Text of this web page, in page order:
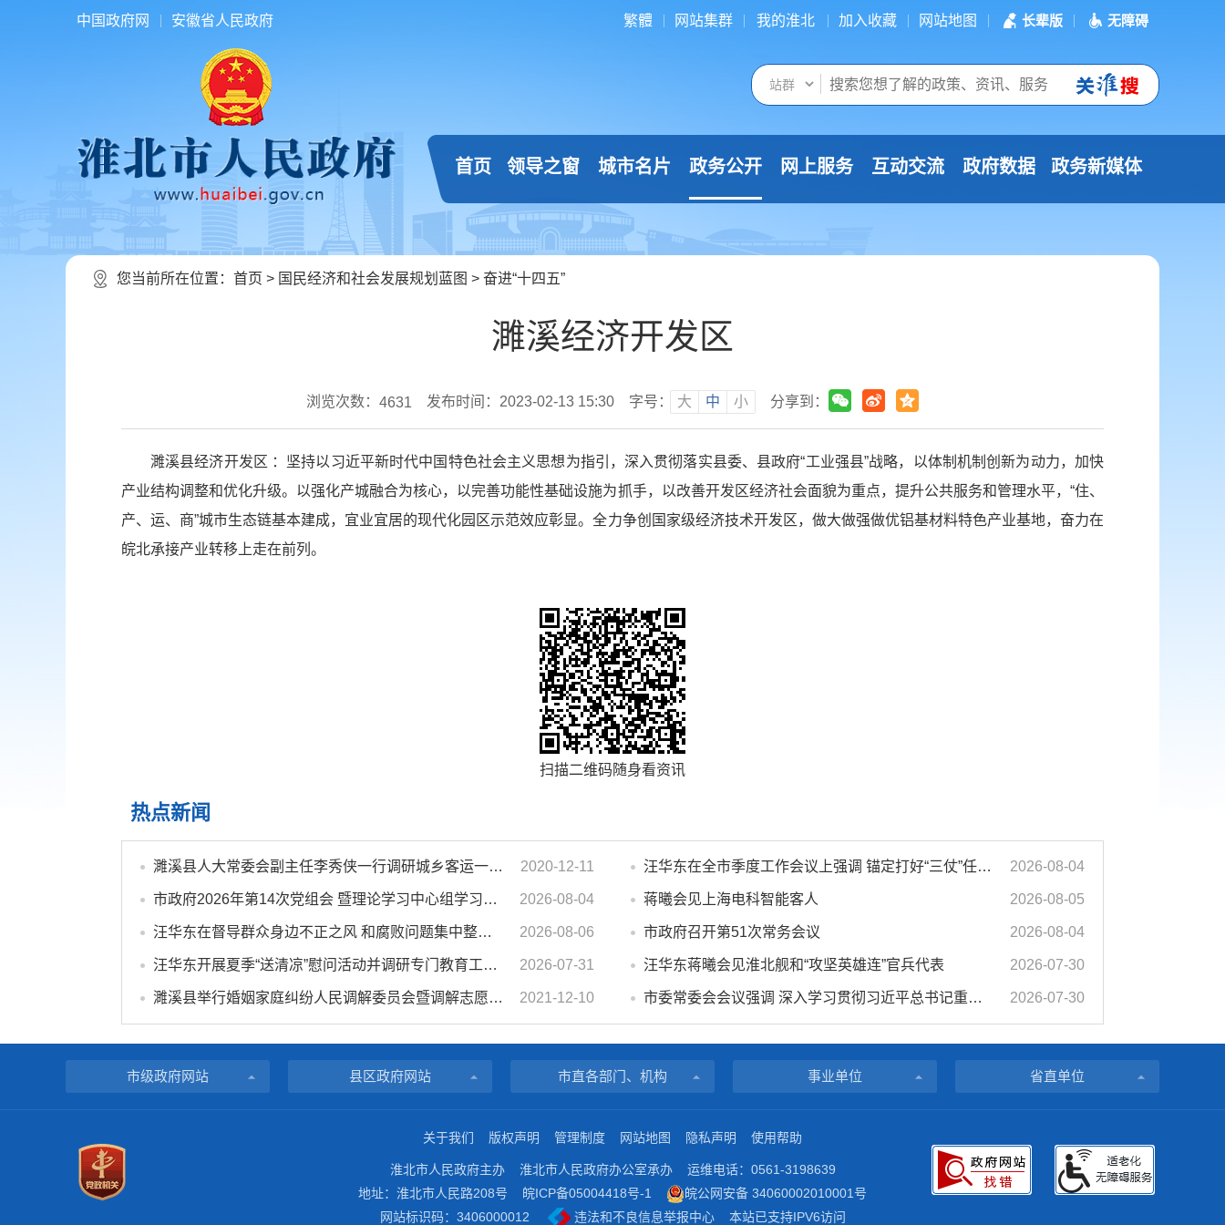
中国政府网 安徽省人民政府 繁體 网站集群 我的淮北 加入收藏 网站地图 长辈版 无障碍
首页 领导之窗 城市名片 政务公开 网上服务 互动交流 政府数据 政务新媒体
您当前所在位置： 首页 > 国民经济和社会发展规划蓝图 > 奋进“十四五”
濉溪经济开发区
浏览次数： 4631 发布时间：2023-02-13 15:30 字号： 大 中 小 分享到：
濉溪县经济开发区 ：坚持以习近平新时代中国特色社会主义思想为指引，深入贯彻落实县委、县政府“工业强县”战略，以体制机制创新为动力，加快
产业结构调整和优化升级。以强化产城融合为核心，以完善功能性基础设施为抓手，以改善开发区经济社会面貌为重点，提升公共服务和管理水平，“住、
产、运、商”城市生态链基本建成，宜业宜居的现代化园区示范效应彰显。全力争创国家级经济技术开发区，做大做强做优铝基材料特色产业基地，奋力在
皖北承接产业转移上走在前列。
扫描二维码随身看资讯
热点新闻
濉溪县人大常委会副主任李秀侠一行调研城乡客运一体化和治超工作 2020-12-11 汪华东在全市季度工作会议上强调 锚定打好“三仗”任务和年度预期目标不动摇 在全市上下掀起比学赶超争先进位的攻坚热潮 2026-08-04
市政府2026年第14次党组会 暨理论学习中心组学习会议召开 蒋曦主持会议并讲话 2026-08-04 蒋曦会见上海电科智能客人 2026-08-05
汪华东在督导群众身边不正之风 和腐败问题集中整治工作时强调 以更高标准更实举措纵深推进集中整治 不断增强人民群众获得感幸福感安全感 2026-08-06 市政府召开第51次常务会议 2026-08-04
汪华东开展夏季“送清凉”慰问活动并调研专门教育工作 落实落细防暑降温措施 用心用情关爱一线职工 2026-07-31 汪华东蒋曦会见淮北舰和“攻坚英雄连”官兵代表 2026-07-30
濉溪县举行婚姻家庭纠纷人民调解委员会暨调解志愿者服务团成立仪式 2021-12-10 市委常委会会议强调 深入学习贯彻习近平总书记重要讲话指示精神 高质量推进城市更新 不断提升本质安全水平 汪华东主持会议 2026-07-30
市级政府网站 县区政府网站 市直各部门、机构 事业单位 省直单位
关于我们 版权声明 管理制度 网站地图 隐私声明 使用帮助
淮北市人民政府主办 淮北市人民政府办公室承办
运维电话：0561-3198639
地址：淮北市人民路208号
皖ICP备05004418号-1
皖公网安备 34060002010001号
网站标识码：3406000012
违法和不良信息举报中心 本站已支持IPV6访问